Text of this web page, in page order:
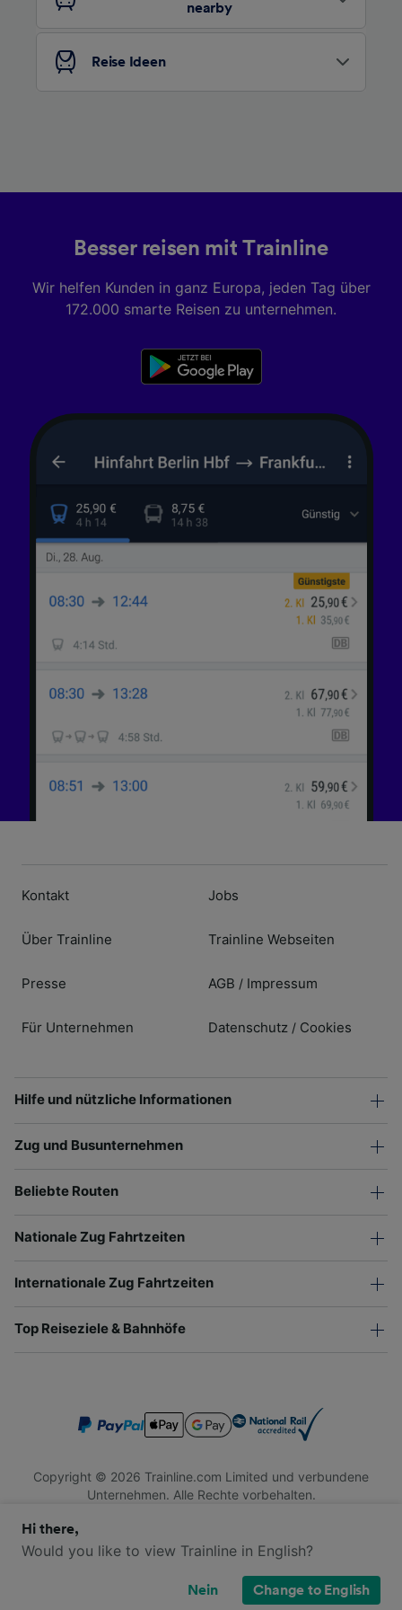
nearby
Reise Ideen
Besser reisen mit Trainline
Wir helfen Kunden in ganz Europa, jeden Tag über
172.000 smarte Reisen zu unternehmen.
Kontakt
Über Trainline
Presse
Für Unternehmen
Jobs
Trainline Webseiten
AGB / Impressum
Datenschutz / Cookies
Hilfe und nützliche Informationen
Zug und Busunternehmen
Beliebte Routen
Nationale Zug Fahrtzeiten
Internationale Zug Fahrtzeiten
Top Reiseziele & Bahnhöfe
Copyright © 2026 Trainline.com Limited und verbundene
Unternehmen. Alle Rechte vorbehalten.
Firmennummer 3846791. Registrierte Adresse: 1 Stonecutter
St, London EC4A 4AH, United Kingdom. USt-IdNr.: 791 7261
Hi there,
Would you like to view Trainline in English?
Nein Change to English
Endgeräteeigenschaften zur Identifikation
aktiv abfragen. Speichern von oder Zugriff auf
Informationen auf einem Endgerät.